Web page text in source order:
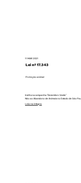
11 MAR 2021
Lei nº 17.343
Proteção animal
Institui a campanha "Dezembro Verde"
Não ao Abandono de Animais no Estado de São
Leia na integra